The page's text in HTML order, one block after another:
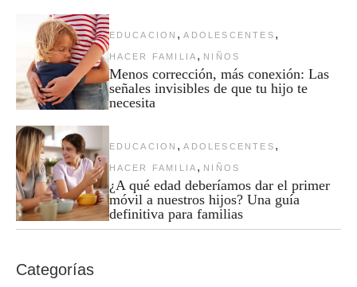
EDUCACION , ADOLESCENTES ,
HACER FAMILIA , NIÑOS
Menos corrección, más conexión: Las
señales invisibles de que tu hijo te
necesita
EDUCACION , ADOLESCENTES ,
HACER FAMILIA , NIÑOS
¿A qué edad deberíamos dar el primer
móvil a nuestros hijos? Una guía
definitiva para familias
Categorías